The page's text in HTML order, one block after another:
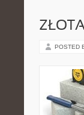
POSTED